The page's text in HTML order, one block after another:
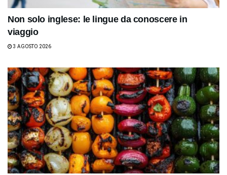
Non solo inglese: le lingue da conoscere in
viaggio
3 AGOSTO 2026